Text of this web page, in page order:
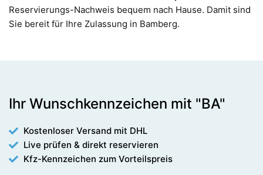
Reservierungs-Nachweis bequem nach Hause. Damit sind
Sie bereit für Ihre Zulassung in Bamberg.
Ihr Wunschkennzeichen mit "BA"
Kostenloser Versand mit DHL
Live prüfen & direkt reservieren
Kfz-Kennzeichen zum Vorteilspreis